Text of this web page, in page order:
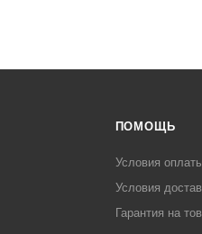
ПОМОЩЬ
Условия
Условия
Гарантия на